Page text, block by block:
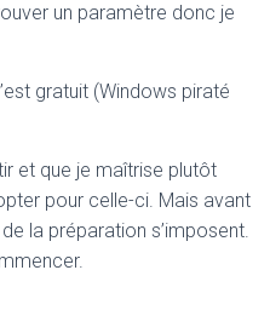
un paramètre donc je
gratuit (Windows piraté
et que je maîtrise plutôt
pour celle-ci. Mais avant
la préparation s’imposent.